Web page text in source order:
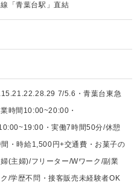
「青葉台駅」直結
7/5.6・青葉台東急
時間10:00~20:00・
・実働7時間50分/休憩
・時給1,500円+交通費・お菓子の
(主婦)/フリーター/Wワーク/副業
/学歴不問・接客販売未経験者OK